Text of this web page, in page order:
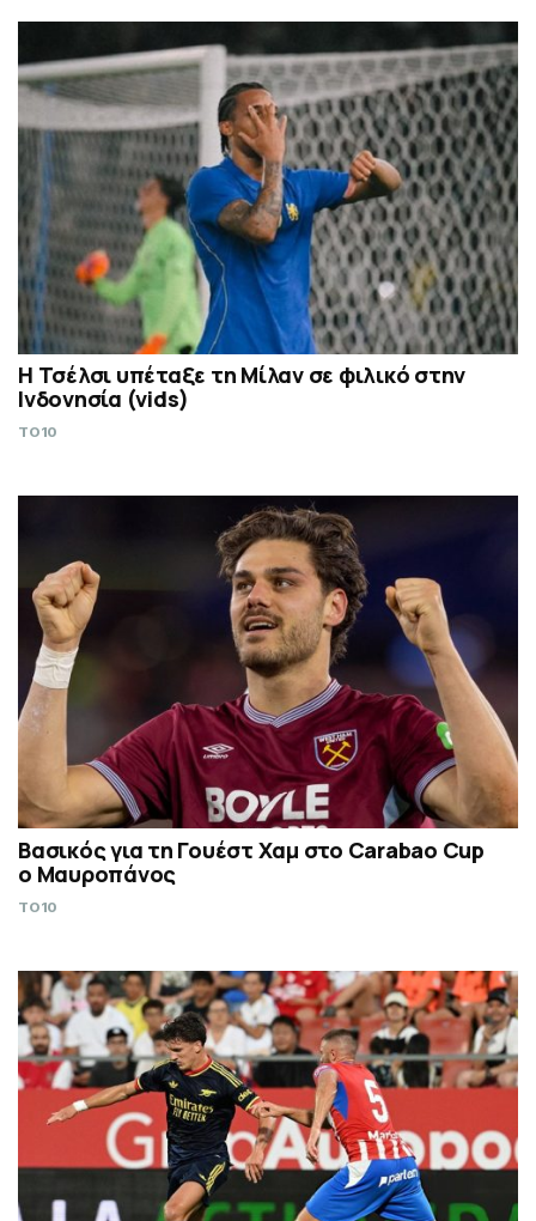
Η Τσέλσι υπέταξε τη Μίλαν σε φιλικό στην
Ινδονησία (vids)
TO10
Βασικός για τη Γουέστ Χαμ στο Carabao Cup
ο Μαυροπάνος
TO10